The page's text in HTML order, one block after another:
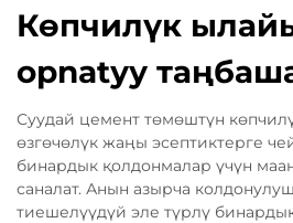
Көпчилүк
орnatуу
Суудай цемент төмөштүн
өзгөчөлүк жаңы эсептиктерге
бинардык қолдонмалар үчүн
саналат. Анын азырча
тиешелүүдүй эле түрлү